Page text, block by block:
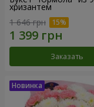
хризантем
1 646 грн
Заказать